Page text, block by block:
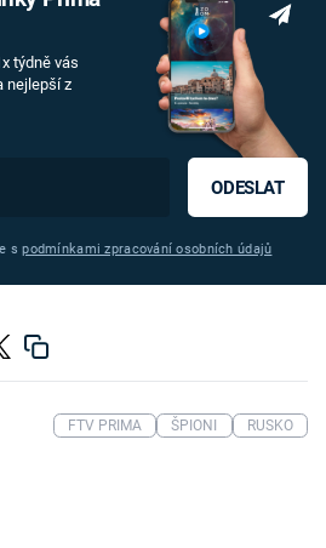
týdně vás
nejlepší z
ODESLAT
spodmínkami zpracování osobních údajů
FTV PRIMA ŠPIONI RUSKO